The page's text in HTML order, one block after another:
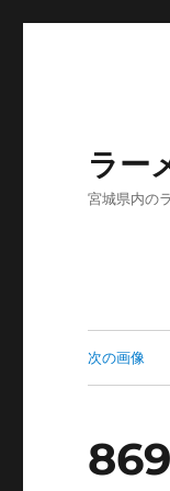
ラー
宮城県内の
次の画像
869